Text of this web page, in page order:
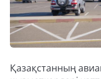
Қазақстанның